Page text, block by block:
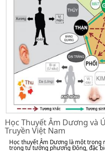
Học Thuyết Âm Dương và
Truyền Việt Nam
Học thuyết Âm Dương là một
trong tư tưởng phương Đông, đặc